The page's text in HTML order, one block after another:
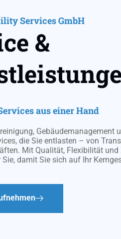
Services GmbH
&
aus einer Hand
Gebäudemanagement
die Sie entlasten – von
Mit Qualität, Flexibilität
damit Sie sich auf Ihr